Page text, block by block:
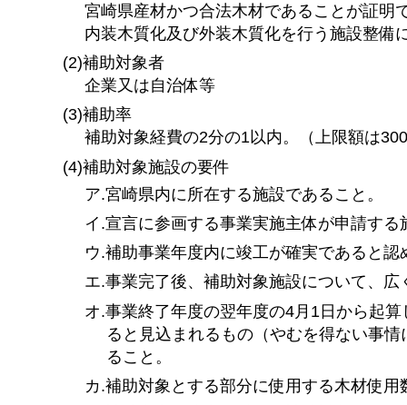
宮崎県産材かつ合法木材であることが証明
内装木質化及び外装木質化を行う施設整備
(2)補助対象者
企業又は自治体等
(3)補助率
補助対象経費の2分の1以内。（上限額は
(4)補助対象施設の要件
ア.宮崎県内に所在する施設であること。
イ.宣言に参画する事業実施主体が申請する
ウ.補助事業年度内に竣工が確実であると認
エ.事業完了後、補助対象施設について、
オ.事業終了年度の翌年度の4月1日から起
ると見込まれるもの（やむを得ない事
ること。
カ.補助対象とする部分に使用する木材使